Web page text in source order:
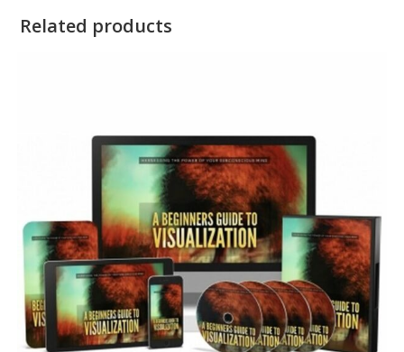
Related products